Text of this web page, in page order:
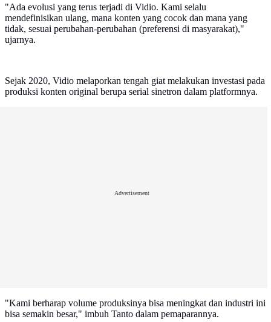
"Ada evolusi yang terus terjadi di Vidio. Kami selalu
mendefinisikan ulang, mana konten yang cocok dan mana yang
tidak, sesuai perubahan-perubahan (preferensi di masyarakat),"
ujarnya.
Sejak 2020, Vidio melaporkan tengah giat melakukan investasi pada
produksi konten original berupa serial sinetron dalam platformnya.
Advertisement
"Kami berharap volume produksinya bisa meningkat dan industri ini
bisa semakin besar," imbuh Tanto dalam pemaparannya.